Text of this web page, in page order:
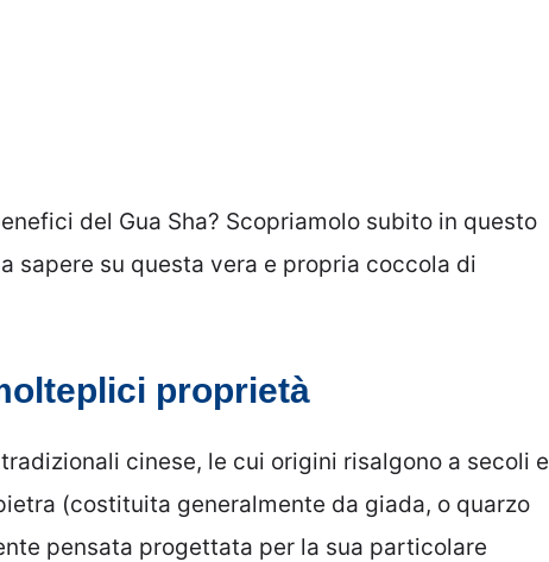
del Gua Sha? Scopriamolo subito in questo
sapere su questa vera e propria coccola di
proprietà
cinese, le cui origini risalgono a secoli e
(costituita generalmente da giada, o quarzo
pensata progettata per la sua particolare